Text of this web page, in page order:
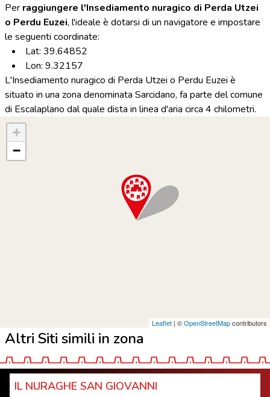
Per raggiungere l'Insediamento nuragico di Perda Utzei
o Perdu Euzei, l'ideale è dotarsi di un navigatore e impostare
le seguenti coordinate:
Lat: 39.64852
Lon: 9.32157
L'Insediamento nuragico di Perda Utzei o Perdu Euzei è
situato in una zona denominata Sarcidano, fa parte del comune
di Escalaplano dal quale dista in linea d'aria circa 4 chilometri.
+
−
Leaflet | ©OpenStreetMapcontributors
Altri Siti simili in zona
IL NURAGHE SAN GIOVANNI